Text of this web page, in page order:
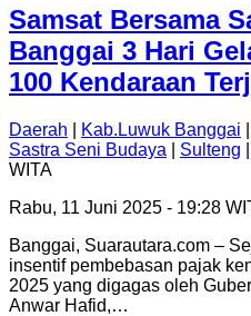
Samsat Bersama
Banggai 3 Hari
100 Kendaraan
Daerah Kab.Luwuk Banggai
Sastra Seni Budaya
Sulteng
WITA
Rabu, 11 Juni 2025 - 19:28
Banggai, Suarautara.com –
insentif pembebasan pajak
2025 yang digagas oleh
Anwar Hafid,…